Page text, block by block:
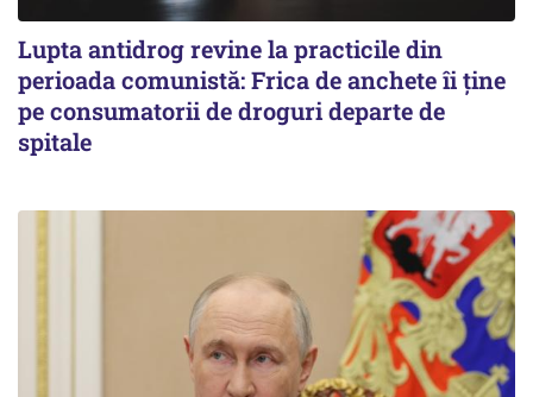
Lupta antidrog revine la practicile din
perioada comunistă: Frica de anchete îi ține
pe consumatorii de droguri departe de
spitale